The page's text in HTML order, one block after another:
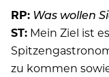
RP: Was wollen
ST: Mein Ziel ist
zu kommen